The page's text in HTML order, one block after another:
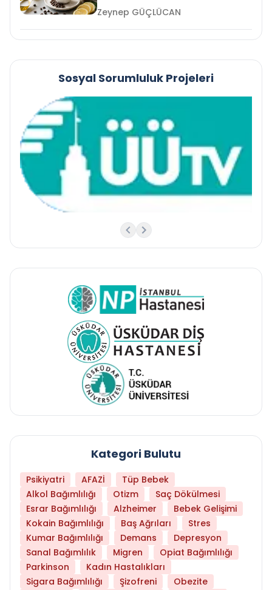
Zeynep GÜÇLÜCAN
Sosyal Sorumluluk Projeleri
Kategori Bulutu
Psikiyatri AFAZİ
Tüp Bebek
Alkol Bağımlılığı
Otizm
Saç Dökülmesi
Esrar Bağımlılığı
Alzheimer
Bebek Gelişimi
Kokain Bağımlılığı
Baş Ağrıları
Stres
Kumar Bağımlılığı
Demans
Depresyon
Sanal Bağımlılık
Migren
Opiat Bağımlılığı
Parkinson
Kadın Hastalıkları
Sigara Bağımlılığı
Şizofreni
Obezite